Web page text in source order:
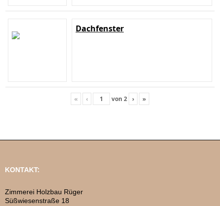
Dachfenster
« ‹ von 2 › »
KONTAKT:
Zimmerei Holzbau Rüger
Süßwiesenstraße 18